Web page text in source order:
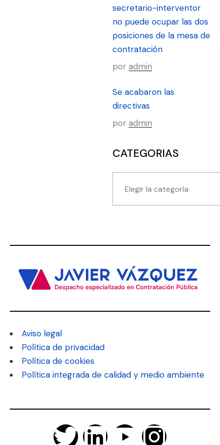
secretario-interventor
no puede ocupar las dos
posiciones de la mesa de
contratación
por admin
Se acabaron las
directivas
por admin
CATEGORIAS
Aviso legal
Política de privacidad
Política de cookies
Política integrada de calidad y medio ambiente